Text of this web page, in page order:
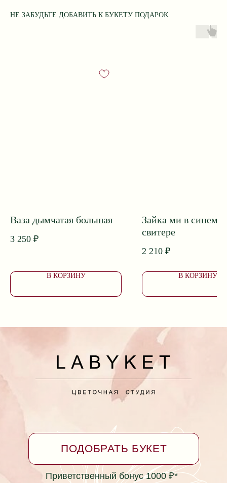
НЕ ЗАБУДЬТЕ ДОБАВИТЬ К БУКЕТУ ПОДАРОК
Ваза дымчатая большая
3 250 ₽
В КОРЗИНУ
Зайка ми в синем
свитере
2 210 ₽
В КОРЗИНУ
Не является публичной офертой
Политика в отношении обработки персональных
Фактический адрес: г. Ейск, ул. Коммунаров 26
Собираем букеты с 8:00 до 20:00
Доставка с 7:00 до 24:00